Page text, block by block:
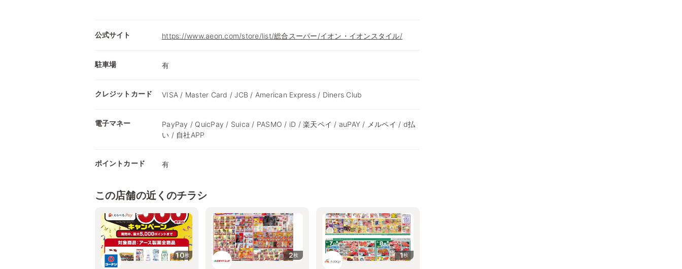
公式サイト https://www.aeon.com/store/list/総合スーパー/イオン・イオンスタイル/
駐車場 有
クレジットカード VISA / Master Card / JCB / American Express / Diners Club
電子マネー
PayPay / QuicPay / Suica / PASMO / iD / 楽天ペイ / auPAY / メルペイ / d払
い / 自社APP
ポイントカード 有
この店舗の近くのチラシ
10枚 2枚 1枚